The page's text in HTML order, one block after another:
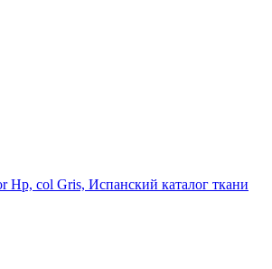
Hp, col Gris, Испанский каталог ткани